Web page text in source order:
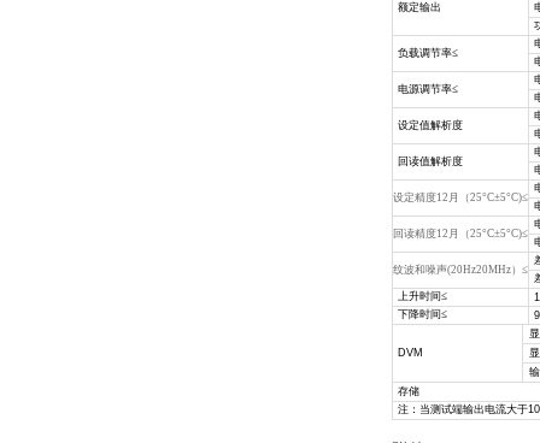
额定输出
负载调节率≤
电源调节率≤
设定值解析度
回读值解析度
设定精度12月（25°C±5°C)≤
回读精度12月（25°C±5°C)≤
纹波和噪声(20Hz20MHz）≤
上升时间≤
下降时间≤
DVM
存储
注：当测试端输出电流大于